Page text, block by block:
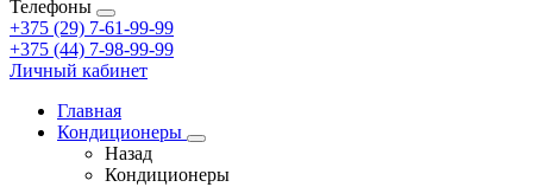
Телефоны
+375 (29) 7-61-99-99
+375 (44) 7-98-99-99
Личный кабинет
Главная
Кондиционеры
Назад
Кондиционеры